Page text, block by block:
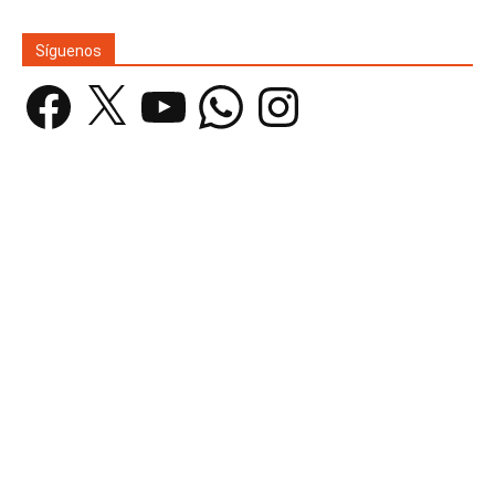
Síguenos
Facebook YouTube WhatsAppInstagram